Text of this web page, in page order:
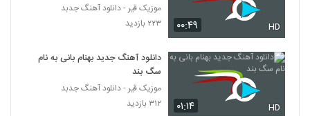
دانلود آهنگ پوریا صالحی دنیا
۲۲۴ بازدید
آهنگ جبرئیل از امید عقیلی(پاپ)
۰۰:۴۹ HD
موزیک قیر - دانلود آهنگ جدبد
۲۲۳ بازدید
۰۱:۱۴ HD
دانلود آهنگ جدید بهنام بانی به نام
سگ بند
موزیک قیر - دانلود آهنگ جدبد
۳۱۲ بازدید